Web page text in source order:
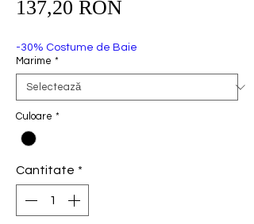
137,20 RONPreț
-30% Costume de Baie
Marime *
Culoare *
Cantitate *